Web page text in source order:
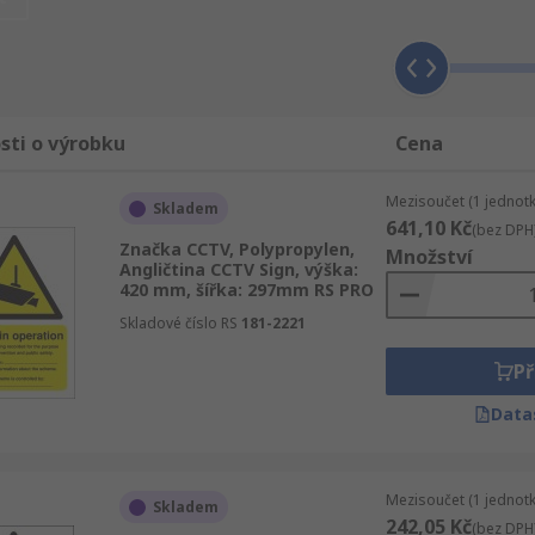
zabezpečení, ESD řízení a čisté prostory. Jako naši
koupit kvalitní průmyslové, elektronické zboží a náhradní
ABUS Security-Center, Signs & Labels nebo jiného
dostupnosti nebo alfabeticky. Nezapomeňte se
Značky a štítky dozoru a zabezpečení výrobky,
o výrobku Cena
Skladem
Značka CCTV, Polypropylen,
Angličtina CCTV Sign, výška:
420 mm, šířka: 297mm RS PRO
Skladové číslo RS 181-2221
Mezisoučet (1
641,10 Kč(bez
Množství
Skladem Mezisoučet (1
242,05 Kč(bez